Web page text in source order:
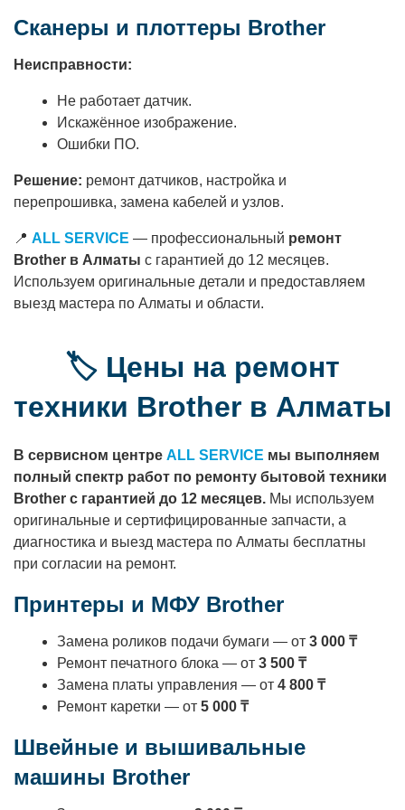
Сканеры и плоттеры Brother
Неисправности:
Не работает датчик.
Искажённое изображение.
Ошибки ПО.
Решение: ремонт датчиков, настройка и
перепрошивка, замена кабелей и узлов.
📍 ALL SERVICE — профессиональный ремонт
Brother в Алматы с гарантией до 12 месяцев.
Используем оригинальные детали и предоставляем
выезд мастера по Алматы и области.
🏷️ Цены на ремонт
техники Brother в Алматы
В сервисном центре ALL SERVICE мы выполняем
полный спектр работ по ремонту бытовой техники
Brother с гарантией до 12 месяцев. Мы используем
оригинальные и сертифицированные запчасти, а
диагностика и выезд мастера по Алматы бесплатны
при согласии на ремонт.
Принтеры и МФУ Brother
Замена роликов подачи бумаги — от 3 000 ₸
Ремонт печатного блока — от 3 500 ₸
Замена платы управления — от 4 800 ₸
Ремонт каретки — от 5 000 ₸
Швейные и вышивальные
машины Brother